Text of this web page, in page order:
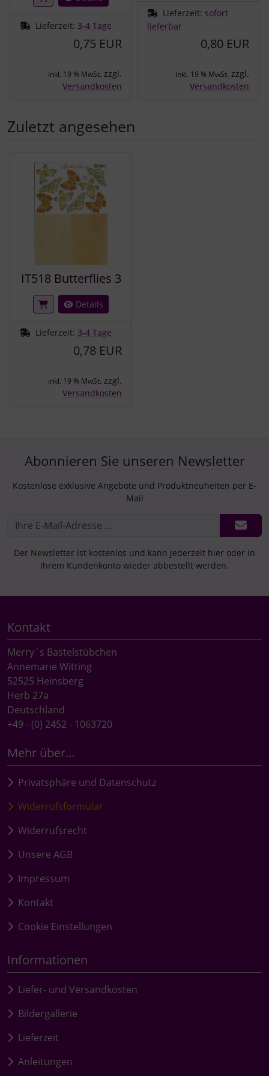
Lieferzeit: 3-4 Tage
0,75 EUR
inkl. 19 % MwSt. zzgl.
Versandkosten
Lieferzeit: sofort
lieferbar
0,80 EUR
inkl. 19 % MwSt. zzgl.
Versandkosten
Zuletzt angesehen
IT518 Butterflies 3
Details
Lieferzeit: 3-4 Tage
0,78 EUR
inkl. 19 % MwSt. zzgl.
Versandkosten
Abonnieren Sie unseren Newsletter
Kostenlose exklusive Angebote und Produktneuheiten per E-
Mail
Der Newsletter ist kostenlos und kann jederzeit hier oder in
Ihrem Kundenkonto wieder abbestellt werden.
Kontakt
Merry`s Bastelstübchen
Annemarie Witting
52525 Heinsberg
Herb 27a
Deutschland
+49 - (0) 2452 - 1063720
Mehr über...
Privatsphäre und Datenschutz
Widerrufsformular
Widerrufsrecht
Unsere AGB
Impressum
Kontakt
Cookie Einstellungen
Informationen
Liefer- und Versandkosten
Bildergallerie
Lieferzeit
Anleitungen